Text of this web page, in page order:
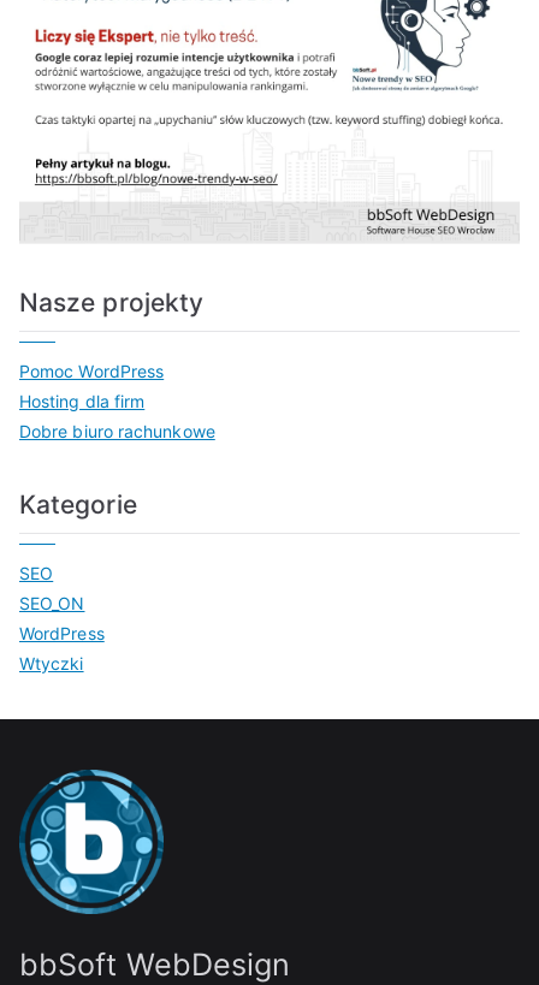
Nasze projekty
Pomoc WordPress
Hosting dla firm
Dobre biuro rachunkowe
Kategorie
SEO
SEO_ON
WordPress
Wtyczki
bbSoft WebDesign